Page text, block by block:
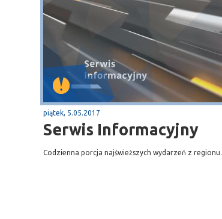
piątek, 5.05.2017
Serwis Informacyjny
Codzienna porcja najświeższych wydarzeń z regionu.